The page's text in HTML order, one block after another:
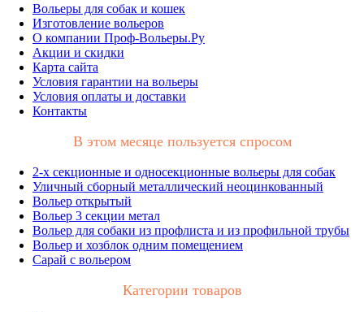
Вольеры для собак и кошек
Изготовление вольеров
О компании Проф-Вольеры.Ру
Акции и скидки
Карта сайта
Условия гарантии на вольеры
Условия оплаты и доставки
Контакты
В этом месяце пользуется спросом
2-х секционные и односекционные вольеры для собак
Уличный сборный металлический неоцинкованный
Вольер открытый
Вольер 3 секции метал
Вольер для собаки из профлиста и из профильной трубы
Вольер и хозблок одним помещением
Сарай с вольером
Категории товаров